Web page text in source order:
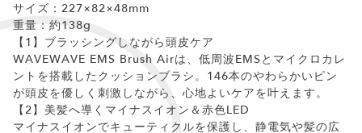
サイズ：227×82×48mm
重量：約138g
【1】ブラッシングしながら頭皮ケア
WAVEWAVE EMS Brush Airは、低周波EMSとマイクロカレ
ントを搭載したクッションブラシ。146本のやわらかいピン
が頭皮を優しく刺激しながら、心地よいケアを叶えます。
【2】美髪へ導くマイナスイオン＆赤色LED
マイナスイオンでキューティクルを保護し、静電気や髪の広